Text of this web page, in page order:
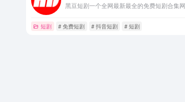
短剧 # 免费短剧 # 抖音短剧 # 短剧